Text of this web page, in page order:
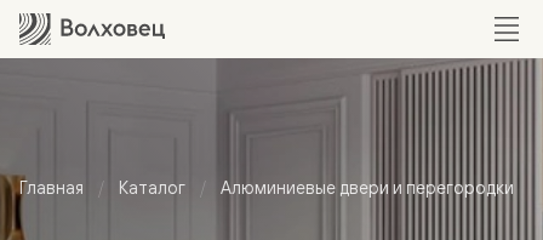
Главная Каталог Алюминиевые двери и перегородки